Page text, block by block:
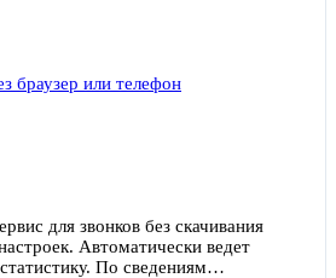
браузер или телефон
для звонков без скачивания
Автоматически ведет
По сведениям